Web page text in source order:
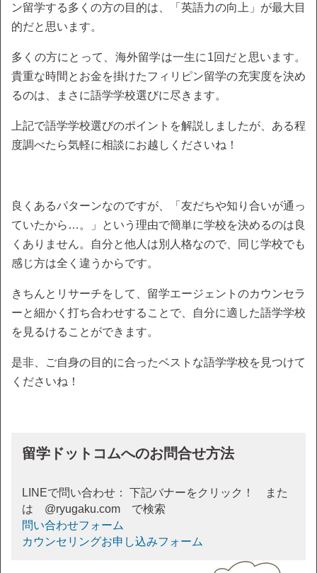
ン留学する多くの方の目的は、「英語力の向上」が最大目
的だと思います。
多くの方にとって、海外留学は一生に1回だと思います。
貴重な時間とお金を掛けたフィリピン留学の充実度を決め
るのは、まさに語学学校選びに尽きます。
上記で語学学校選びのポイントを解説しましたが、ある程
度調べたら気軽に相談にお越しくださいね！
良くあるパターンなのですが、「友だちや知り合いが通っ
ていたから…。」という理由で簡単に学校を決めるのは良
くありません。自分と他人は別人格なので、同じ学校でも
感じ方は全く違うからです。
きちんとリサーチをして、留学エージェントのカウンセラ
ーと細かく打ち合わせすることで、自分に適した語学学校
を見るけることができます。
是非、ご自身の目的に合ったベストな語学学校を見つけて
くださいね！
留学ドットコムへのお問合せ方法
LINEで問い合わせ： 下記バナーをクリック！ また
は @ryugaku.com で検索
問い合わせフォーム
カウンセリングお申し込みフォーム